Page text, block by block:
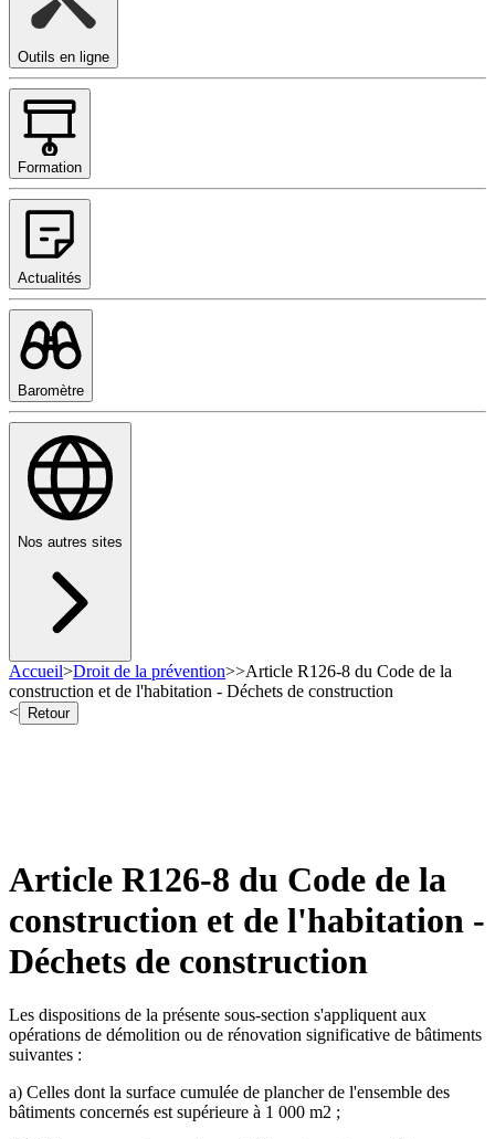
Outils en ligne
Formation
Actualités
Baromètre
Nos autres sites
Accueil>Droit de la prévention>>Article R126-8 du Code de la
construction et de l'habitation - Déchets de construction
<
Retour
Article R126-8 du Code de la
construction et de l'habitation -
Déchets de construction
Les dispositions de la présente sous-section s'appliquent aux
opérations de démolition ou de rénovation significative de bâtiments
suivantes :
a) Celles dont la surface cumulée de plancher de l'ensemble des
bâtiments concernés est supérieure à 1 000 m2 ;